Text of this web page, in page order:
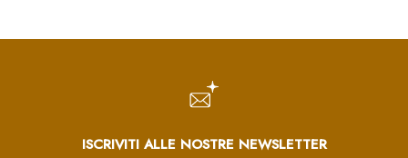
ISCRIVITI ALLE NOSTRE NEWSLETTER